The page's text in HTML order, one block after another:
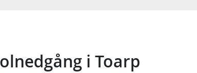
i Toarp